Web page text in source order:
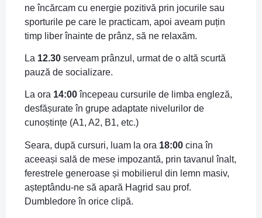
ne încărcam cu energie pozitivă prin jocurile sau
sporturile pe care le practicam, apoi aveam puțin
timp liber înainte de prânz, să ne relaxăm.
La 12.30 serveam prânzul, urmat de o altă scurtă
pauză de socializare.
La ora 14:00începeau cursurile de limba engleză,
desfășurate în grupe adaptate nivelurilor de
cunoștințe (A1, A2, B1, etc.)
Seara, după cursuri, luam la ora 18:00 cina în
aceeași sală de mese impozantă, prin tavanul înalt,
ferestrele generoase și mobilierul din lemn masiv,
așteptându-ne să apară Hagrid sau prof.
Dumbledore în orice clipă.